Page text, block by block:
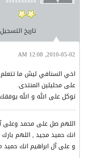
تاريخ
2010-05-02, 12:08 AM
اخي السنافي ليش ما تتعلم
على محليلين المنتدى.
توكل على الله و الله
اللهم صل على محمد وعلى
انك حميد مجيد , اللهم
و على آل ابراهيم انك